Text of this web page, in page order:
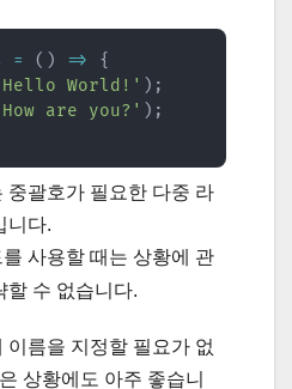
= ( ) =>
{
World!' ) ;
are you?' ) ;
중괄호가 필요한 다중 라
니다.
사용할 때는 상황에 관
할 수 없습니다.
이름을 지정할 필요가 없
상황에도 아주 좋습니